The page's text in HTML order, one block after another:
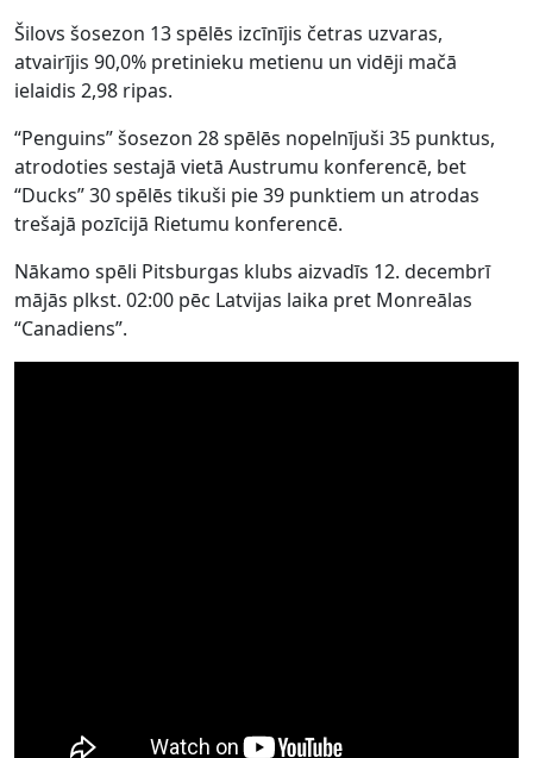
Šilovs šosezon 13 spēlēs izcīnījis četras uzvaras,
atvairījis 90,0% pretinieku metienu un vidēji mačā
ielaidis 2,98 ripas.
“Penguins” šosezon 28 spēlēs nopelnījuši 35 punktus,
atrodoties sestajā vietā Austrumu konferencē, bet
“Ducks” 30 spēlēs tikuši pie 39 punktiem un atrodas
trešajā pozīcijā Rietumu konferencē.
Nākamo spēli Pitsburgas klubs aizvadīs 12. decembrī
mājās plkst. 02:00 pēc Latvijas laika pret Monreālas
“Canadiens”.